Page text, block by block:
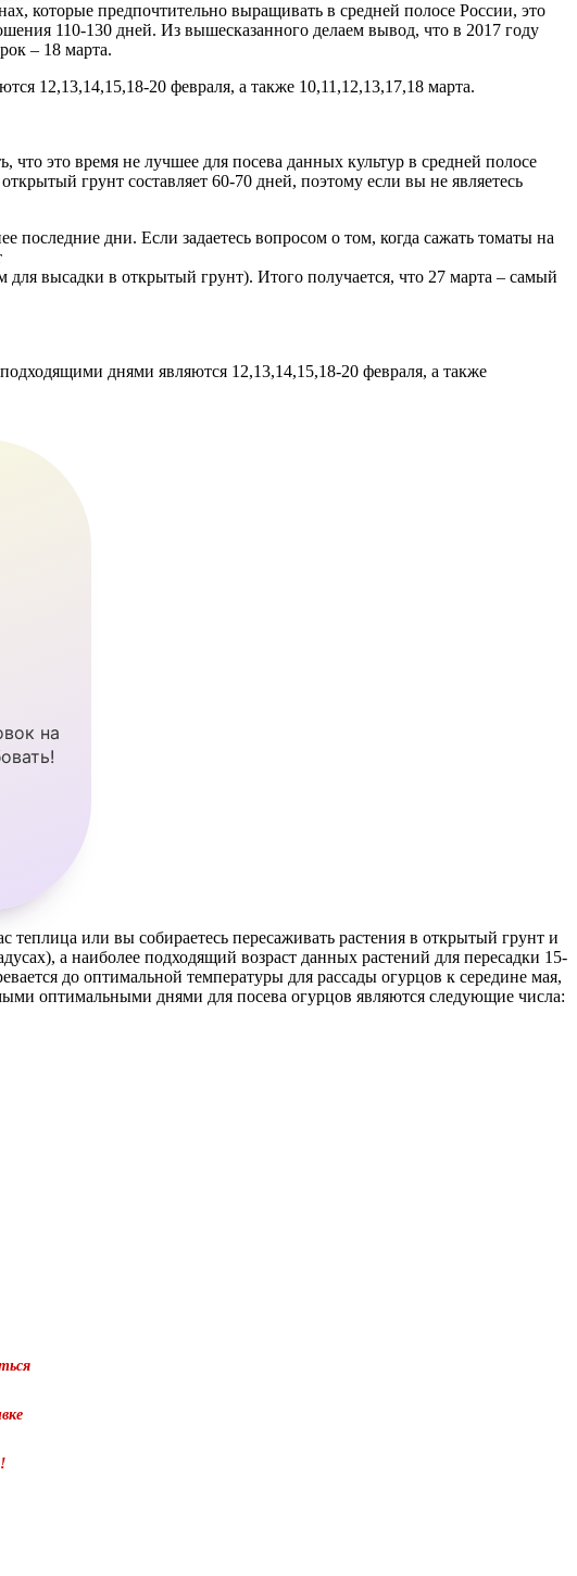
которые предпочтительно выращивать в средней полосе России, это
110-130 дней. Из вышесказанного делаем вывод, что в 2017 году
– 18 марта.
12,13,14,15,18-20 февраля, а также 10,11,12,13,17,18 марта.
это время не лучшее для посева данных культур в средней полосе
грунт составляет 60-70 дней, поэтому если вы не являетесь
последние дни. Если задаетесь вопросом о том, когда сажать томаты на
высадки в открытый грунт). Итого получается, что 27 марта – самый
днями являются 12,13,14,15,18-20 февраля, а также
на
или вы собираетесь пересаживать растения в открытый грунт и
а наиболее подходящий возраст данных растений для пересадки 15-
до оптимальной температуры для рассады огурцов к середине мая,
оптимальными днями для посева огурцов являются следующие числа: